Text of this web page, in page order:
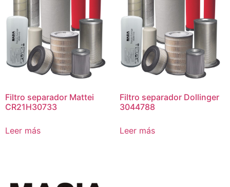
Filtro separador Mattei
CR21H30733
Leer más
Filtro separador Dollinger
3044788
Leer más